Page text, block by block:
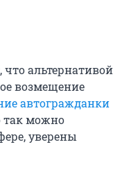
альтернативой
возмещение
автогражданки
так можно
уверены